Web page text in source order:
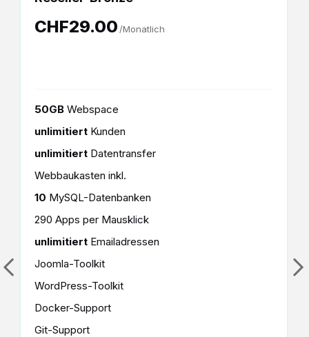
CHF29.00 /Monatlich
50GB Webspace
unlimitiert Kunden
unlimitiert Datentransfer
Webbaukasten inkl.
10 MySQL-Datenbanken
290 Apps per Mausklick
unlimitiert Emailadressen
Joomla-Toolkit
WordPress-Toolkit
Docker-Support
Git-Support